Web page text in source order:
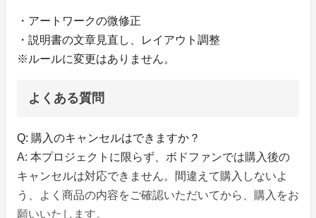
・アートワークの微修正
・説明書の文章見直し、レイアウト調整
※ルールに変更はありません。
よくある質問
Q: 購入のキャンセルはできますか？
A: 本プロジェクトに限らず、ボドファンでは購入後の
キャンセルは対応できません。間違えて購入しないよ
う、よく商品の内容をご確認いただいてから、購入をお
願いいたします。